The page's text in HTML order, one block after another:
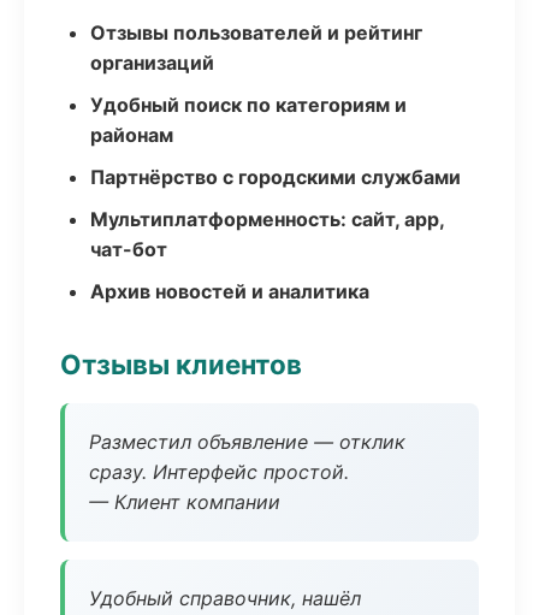
Отзывы пользователей и рейтинг
организаций
Удобный поиск по категориям и
районам
Партнёрство с городскими службами
Мультиплатформенность: сайт, app,
чат-бот
Архив новостей и аналитика
Отзывы клиентов
Разместил объявление — отклик
сразу. Интерфейс простой.
— Клиент компании
Удобный справочник, нашёл